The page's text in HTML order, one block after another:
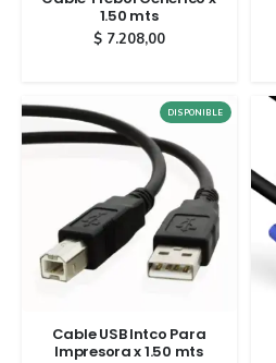
1.50 mts
$7.208,00
DISPONIBLE
Cable USB Intco Para
Impresora x 1.50 mts